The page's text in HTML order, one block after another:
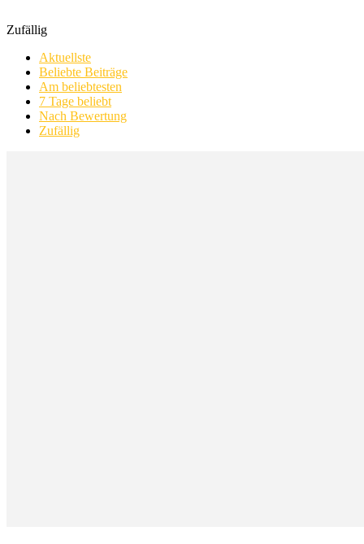
Zufällig
Aktuellste
Beliebte Beiträge
Am beliebtesten
7 Tage beliebt
Nach Bewertung
Zufällig